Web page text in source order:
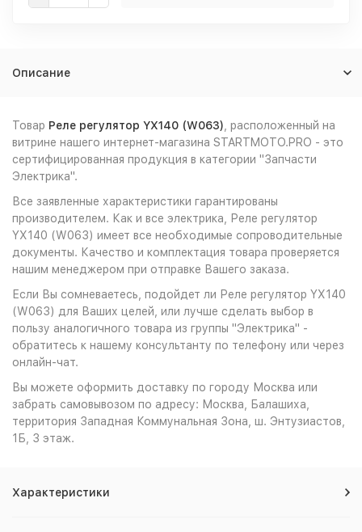
Описание
Товар Реле регулятор YX140 (W063) , расположенный на
витрине нашего интернет-магазина STARTMOTO.PRO - это
сертифицированная продукция в категории "Запчасти
Электрика".
Все заявленные характеристики гарантированы
производителем. Как и все электрика, Реле регулятор
YX140 (W063) имеет все необходимые сопроводительные
документы. Качество и комплектация товара проверяется
нашим менеджером при отправке Вашего заказа.
Если Вы сомневаетесь, подойдет ли Реле регулятор YX140
(W063) для Ваших целей, или лучше сделать выбор в
пользу аналогичного товара из группы "Электрика" -
обратитесь к нашему консультанту по телефону или через
онлайн-чат.
Вы можете оформить доставку по городу Москва или
забрать самовывозом по адресу: Москва, Балашиха,
территория Западная Коммунальная Зона, ш. Энтузиастов,
1Б, 3 этаж.
Характеристики